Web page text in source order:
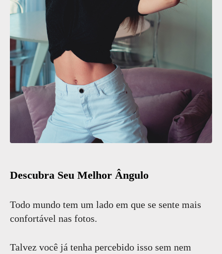
Descubra Seu Melhor Ângulo
Todo mundo tem um lado em que se sente mais
confortável nas fotos.
Talvez você já tenha percebido isso sem nem